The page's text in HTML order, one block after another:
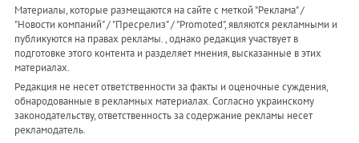
Материалы, которые размещаются на сайте с меткой "Реклама" /
"Новости компаний" / "Пресрелиз" / "Promoted", являются рекламными и
публикуются на правах рекламы. , однако редакция участвует в
подготовке этого контента и разделяет мнения, высказанные в этих
материалах.
Редакция не несет ответственности за факты и оценочные суждения,
обнародованные в рекламных материалах. Согласно украинскому
законодательству, ответственность за содержание рекламы несет
рекламодатель.